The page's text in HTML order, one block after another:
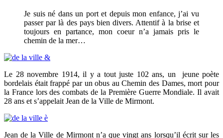
Je suis né dans un port et depuis mon enfance, j’ai vu
passer par là des pays bien divers. Attentif à la brise et
toujours en partance, mon coeur n’a jamais pris le
chemin de la mer…
Le 28 novembre 1914, il y a tout juste 102 ans, un jeune poète
bordelais était frappé par un obus au Chemin des Dames, mort pour
la France lors des combats de la Première Guerre Mondiale. Il avait
28 ans et s’appelait Jean de la Ville de Mirmont.
Jean de la Ville de Mirmont n’a que vingt ans lorsqu’il écrit sur les